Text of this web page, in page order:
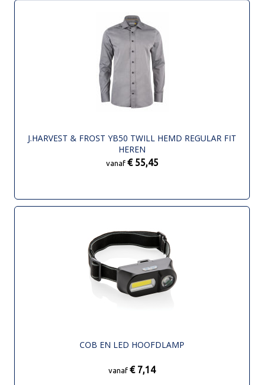
J.HARVEST & FROST YB50 TWILL HEMD REGULAR FIT
HEREN
vanaf € 55,45
COB EN LED HOOFDLAMP
vanaf € 7,14